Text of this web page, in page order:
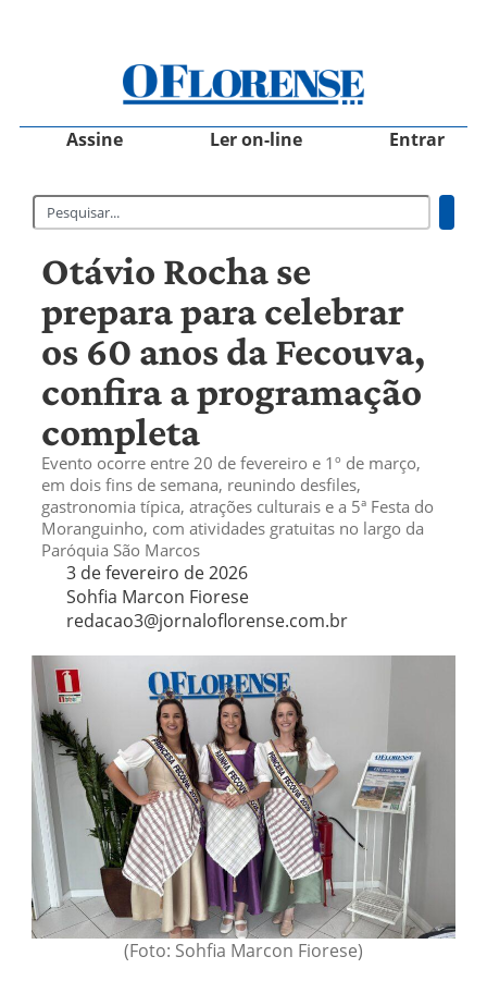
Assine Ler on-line Entrar
Otávio Rocha se
prepara para celebrar
os 60 anos da Fecouva,
confira a programação
completa
Evento ocorre entre 20 de fevereiro e 1º de março,
em dois fins de semana, reunindo desfiles,
gastronomia típica, atrações culturais e a 5ª Festa do
Moranguinho, com atividades gratuitas no largo da
Paróquia São Marcos
3 de fevereiro de 2026
Sohfia Marcon Fiorese
redacao3@jornaloflorense.com.br
(Foto: Sohfia Marcon Fiorese)